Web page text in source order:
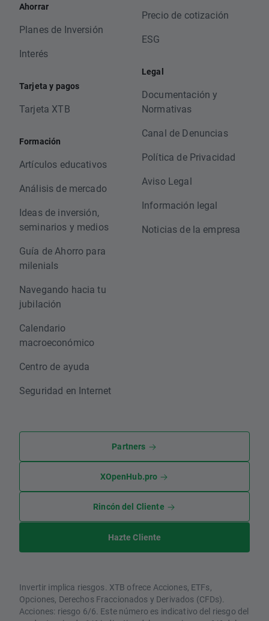
Ahorrar
Planes de Inversión
Interés
Tarjeta y pagos
Tarjeta XTB
Formación
Artículos educativos
Análisis de mercado
Ideas de inversión,
seminarios y medios
Guía de Ahorro para
milenials
Navegando hacia tu
jubilación
Calendario
macroeconómico
Centro de ayuda
Seguridad en Internet
Precio de cotización
ESG
Legal
Documentación y
Normativas
Canal de Denuncias
Política de Privacidad
Aviso Legal
Información legal
Noticias de la empresa
Partners
XOpenHub.pro
Rincón del Cliente
Hazte Cliente
Invertir implica riesgos. XTB ofrece Acciones, ETFs,
Opciones, Derechos Fraccionados y Derivados (CFDs).
Acciones: riesgo 6/6. Este número es indicativo del riesgo del